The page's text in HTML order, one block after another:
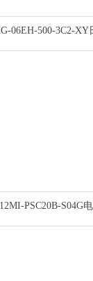
06EH-500-3C2-XY
PSC20B-S04G